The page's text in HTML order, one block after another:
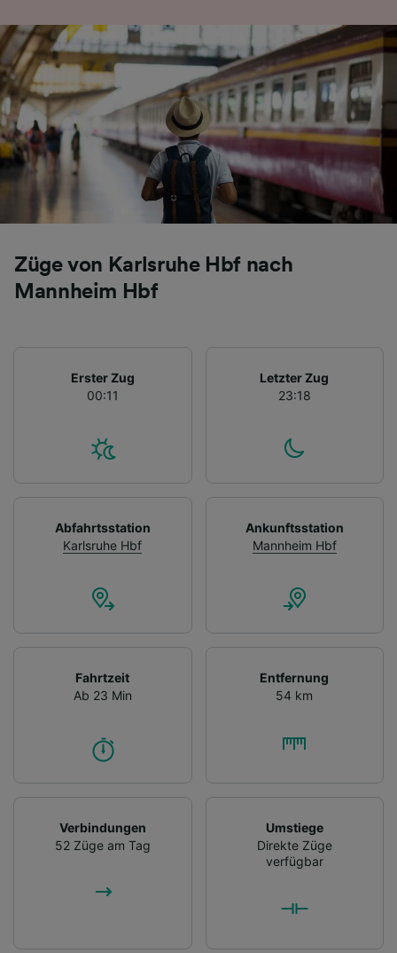
Züge von Karlsruhe Hbf nach
Mannheim Hbf
Erster Zug
00:11
Letzter Zug
23:18
Abfahrtsstation
Karlsruhe Hbf
Ankunftsstation
Mannheim Hbf
Fahrtzeit
Ab 23 Min
Entfernung
54 km
Verbindungen
52 Züge am Tag
Umstiege
Direkte Züge
verfügbar
Verwendung genauer Standortdaten.
Endgeräteeigenschaften zur Identifikation
aktiv abfragen. Speichern von oder Zugriff auf
Informationen auf einem Endgerät.
Personalisierte Werbung und Inhalte, Messung
von Werbeleistung und der Performance von
Inhalten, Zielgruppenforschung sowie
Entwicklung und Verbesserung von
Angeboten.
Liste der Partner (Lieferanten)